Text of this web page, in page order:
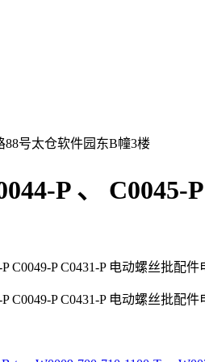
号太仓软件园东B幢3楼
P 、